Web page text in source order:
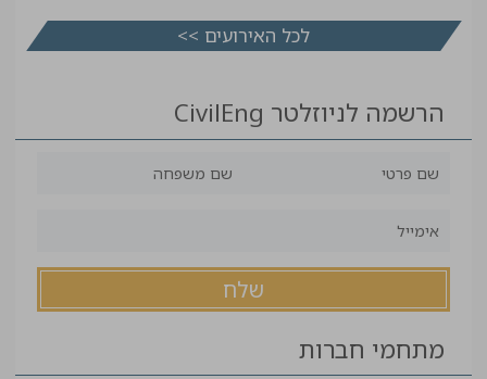
לכל האירועים >>
הרשמה לניוזלטר CivilEng
מתחמי חברות